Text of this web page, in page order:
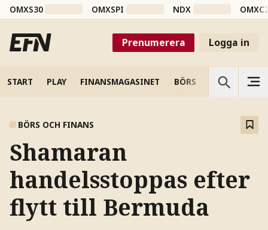
OMXS30 OMXSPI NDX
Prenumerera Logga in
START PLAY FINANSMAGASINET BÖRS VETENSKAP
BÖRS OCH FINANS
Shamaran
handelsstoppas efter
flytt till Bermuda